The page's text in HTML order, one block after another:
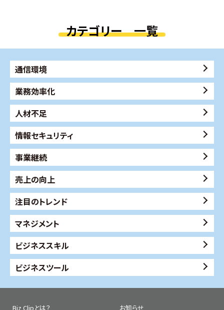
カテゴリー 一覧
通信環境
業務効率化
人材不足
情報セキュリティ
事業継続
売上の向上
注目のトレンド
マネジメント
ビジネススキル
ビジネスツール
Biz Clipとは？ お知らせ